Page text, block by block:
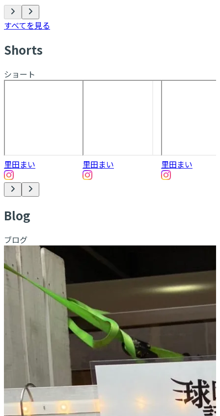
すべてを見る
Shorts
ショート
里田まい 里田まい 里田まい
Blog
ブログ